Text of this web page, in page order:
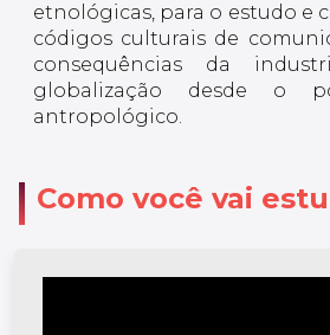
etnológicas, para o estudo e
códigos culturais de
consequências da
globalização desde o
antropológico.
Como você vai